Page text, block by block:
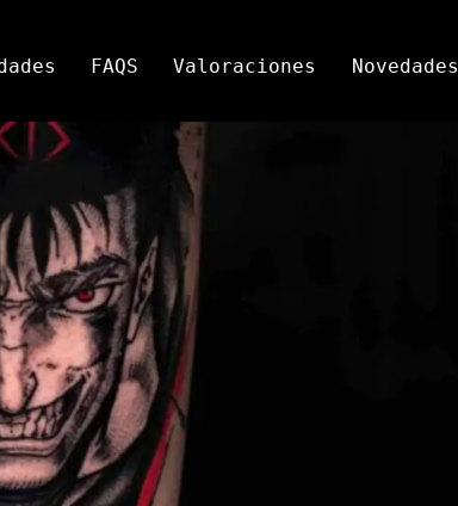
FAQS Valoraciones Novedades